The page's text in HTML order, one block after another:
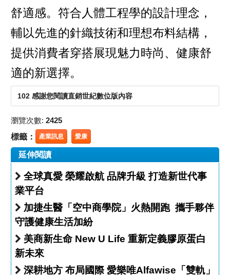
舒適感。符合人體工程學的設計理念，
輔以先進的針織技術和理想布料結構，
提供消費者穿搭展現魅力時尚、健康舒
適的新選擇。
102 感謝您閱讀直銷世紀數位版內容
瀏覽次數: 2425
標籤： 產業訊息 愛康
延伸閱讀
全球真愛 榮耀啟航 品牌升級 打造新世代事
業平台
加捷生醫「空中商學院」火熱開跑 攜手夥伴
守護健康生活加紛
美商新生命 New U Life 重新定義膠原蛋白
新未來
深耕地方 布局國際 愛樂唯Alfawise「雙軌」